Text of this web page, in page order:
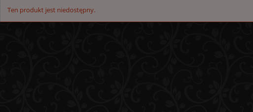
Ten produkt jest niedostępny.